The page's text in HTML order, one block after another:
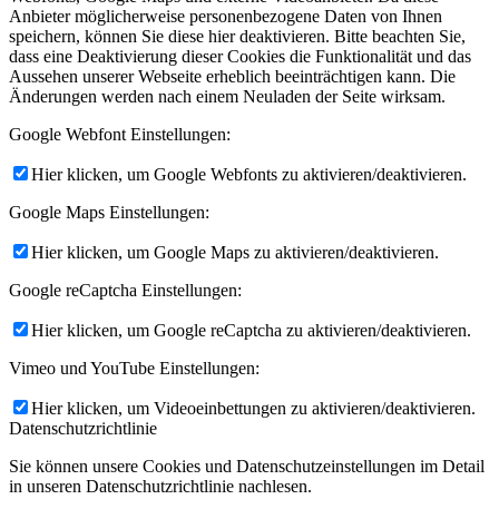
Anbieter möglicherweise personenbezogene Daten von Ihnen
speichern, können Sie diese hier deaktivieren. Bitte beachten Sie,
dass eine Deaktivierung dieser Cookies die Funktionalität und das
Aussehen unserer Webseite erheblich beeinträchtigen kann. Die
Änderungen werden nach einem Neuladen der Seite wirksam.
Google Webfont Einstellungen:
Hier klicken, um Google Webfonts zu aktivieren/deaktivieren.
Google Maps Einstellungen:
Hier klicken, um Google Maps zu aktivieren/deaktivieren.
Google reCaptcha Einstellungen:
Hier klicken, um Google reCaptcha zu aktivieren/deaktivieren.
Vimeo und YouTube Einstellungen:
Hier klicken, um Videoeinbettungen zu aktivieren/deaktivieren.
Datenschutzrichtlinie
Sie können unsere Cookies und Datenschutzeinstellungen im Detail
in unseren Datenschutzrichtlinie nachlesen.